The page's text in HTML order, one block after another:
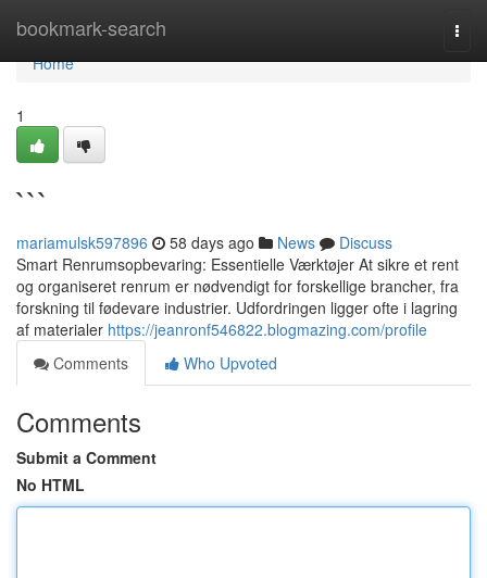
bookmark-search
Home
Home
1
```
mariamulsk597896 58 days ago News
Discuss
Smart Renrumsopbevaring: Essentielle Værktøjer At sikre et rent
og organiseret renrum er nødvendigt for forskellige brancher, fra
forskning til fødevare industrier. Udfordringen ligger ofte i lagring
af materialer https://jeanronf546822.blogmazing.com/profile
Comments
Who Upvoted
Comments
Submit a Comment
No HTML